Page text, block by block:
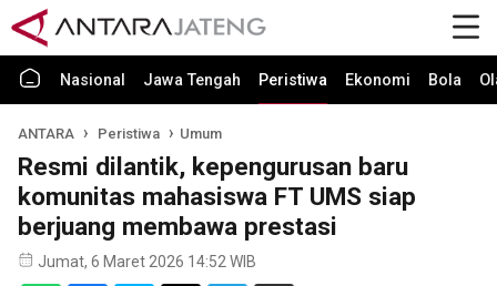
Nasional Jawa Tengah Peristiwa Ekonomi Bola
ANTARA Peristiwa Umum
Resmi dilantik, kepengurusan baru
komunitas mahasiswa FT UMS siap
berjuang membawa prestasi
Jumat, 6 Maret 2026 14:52 WIB